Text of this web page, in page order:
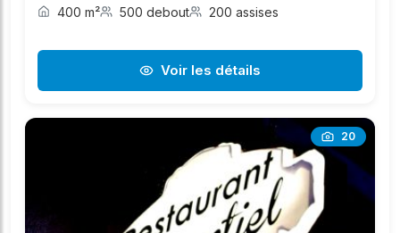
400 m² 500 debout 200 assises
Voir les détails
20